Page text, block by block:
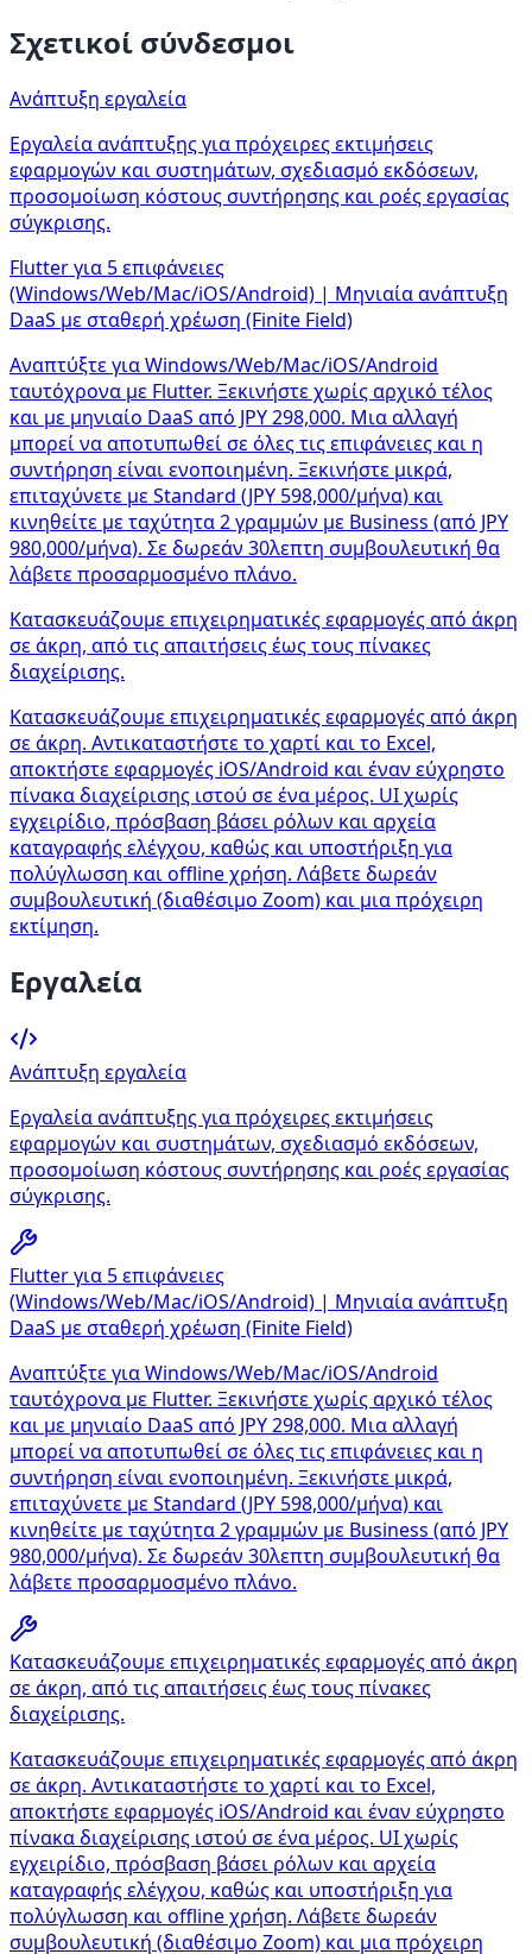
Σχετικοί σύνδεσμοι
Ανάπτυξη εργαλεία
Εργαλεία ανάπτυξης για πρόχειρες εκτιμήσεις
εφαρμογών και συστημάτων, σχεδιασμό εκδόσεων,
προσομοίωση κόστους συντήρησης και ροές εργασίας
σύγκρισης.
Flutter για 5 επιφάνειες
(Windows/Web/Mac/iOS/Android) | Μηνιαία ανάπτυξη
DaaS με σταθερή χρέωση (Finite Field)
Αναπτύξτε για Windows/Web/Mac/iOS/Android
ταυτόχρονα με Flutter. Ξεκινήστε χωρίς αρχικό τέλος
και με μηνιαίο DaaS από JPY 298,000. Μια αλλαγή
μπορεί να αποτυπωθεί σε όλες τις επιφάνειες και η
συντήρηση είναι ενοποιημένη. Ξεκινήστε μικρά,
επιταχύνετε με Standard (JPY 598,000/μήνα) και
κινηθείτε με ταχύτητα 2 γραμμών με Business (από JPY
980,000/μήνα). Σε δωρεάν 30λεπτη συμβουλευτική θα
λάβετε προσαρμοσμένο πλάνο.
Κατασκευάζουμε επιχειρηματικές εφαρμογές από άκρη
σε άκρη, από τις απαιτήσεις έως τους πίνακες
διαχείρισης.
Κατασκευάζουμε επιχειρηματικές εφαρμογές από άκρη
σε άκρη. Αντικαταστήστε το χαρτί και το Excel,
αποκτήστε εφαρμογές iOS/Android και έναν εύχρηστο
πίνακα διαχείρισης ιστού σε ένα μέρος. UI χωρίς
εγχειρίδιο, πρόσβαση βάσει ρόλων και αρχεία
καταγραφής ελέγχου, καθώς και υποστήριξη για
πολύγλωσση και offline χρήση. Λάβετε δωρεάν
συμβουλευτική (διαθέσιμο Zoom) και μια πρόχειρη
εκτίμηση.
Εργαλεία
Ανάπτυξη εργαλεία
Εργαλεία ανάπτυξης για πρόχειρες εκτιμήσεις
εφαρμογών και συστημάτων, σχεδιασμό εκδόσεων,
προσομοίωση κόστους συντήρησης και ροές εργασίας
σύγκρισης.
Flutter για 5 επιφάνειες
(Windows/Web/Mac/iOS/Android) | Μηνιαία ανάπτυξη
DaaS με σταθερή χρέωση (Finite Field)
Αναπτύξτε για Windows/Web/Mac/iOS/Android
ταυτόχρονα με Flutter. Ξεκινήστε χωρίς αρχικό τέλος
και με μηνιαίο DaaS από JPY 298,000. Μια αλλαγή
μπορεί να αποτυπωθεί σε όλες τις επιφάνειες και η
συντήρηση είναι ενοποιημένη. Ξεκινήστε μικρά,
επιταχύνετε με Standard (JPY 598,000/μήνα) και
κινηθείτε με ταχύτητα 2 γραμμών με Business (από JPY
980,000/μήνα). Σε δωρεάν 30λεπτη συμβουλευτική θα
λάβετε προσαρμοσμένο πλάνο.
Κατασκευάζουμε επιχειρηματικές εφαρμογές από άκρη
σε άκρη, από τις απαιτήσεις έως τους πίνακες
διαχείρισης.
Κατασκευάζουμε επιχειρηματικές εφαρμογές από άκρη
σε άκρη. Αντικαταστήστε το χαρτί και το Excel,
αποκτήστε εφαρμογές iOS/Android και έναν εύχρηστο
πίνακα διαχείρισης ιστού σε ένα μέρος. UI χωρίς
εγχειρίδιο, πρόσβαση βάσει ρόλων και αρχεία
καταγραφής ελέγχου, καθώς και υποστήριξη για
πολύγλωσση και offline χρήση. Λάβετε δωρεάν
συμβουλευτική (διαθέσιμο Zoom) και μια πρόχειρη